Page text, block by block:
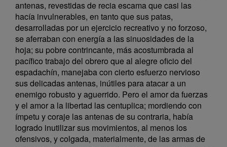
antenas, revestidas de recia escama que casi las
hacía invulnerables, en tanto que sus patas,
desarrolladas por un ejercicio recreativo y no forzoso,
se aferraban con energía a las sinuosidades de la
hoja; su pobre contrincante, más acostumbrada al
pacífico trabajo del obrero que al alegre oficio del
espadachín, manejaba con cierto esfuerzo nervioso
sus delicadas antenas, inútiles para atacar a un
enemigo robusto y aguerrido. Pero el amor da fuerzas
y el amor a la libertad las centuplica; mordiendo con
ímpetu y coraje las antenas de su contraria, había
logrado inutilizar sus movimientos, al menos los
ofensivos, y colgada, materialmente, de las armas de